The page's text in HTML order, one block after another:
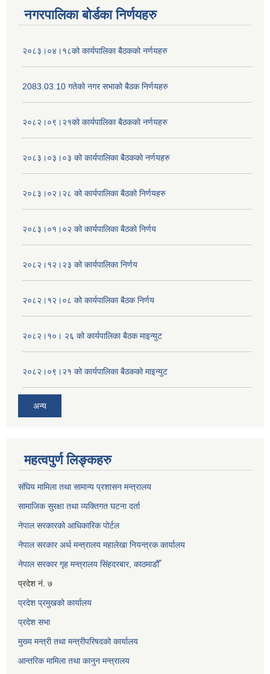
नगरपालिका बोर्डका निर्णयहरु
२०८३।०४।१८को कार्यपालिका बैठकको नर्णयहरु
2083.03.10 गतेको नगर सभाको बैठक निर्णयहरु
२०८२।०९।२१को कार्यपालिका बैठकको नर्णयहरु
२०८३।०३।०३ को कार्यपालिका बैठकको नर्णयहरु
२०८३।०२।२८ को कार्यपालिका बैठको निर्णयहरु
२०८३।०१।०२ को कार्यपालिका बैठको निर्णय
२०८२।१२।२३ को कार्यपालिका निर्णय
२०८२।१२।०८ को कार्यपालिका बैठक निर्णय
२०८२।१०। २६ को कार्यपालिका बैठक माइन्युट
२०८२।०९।२१ को कार्यपालिका बैठकको माइन्युट
अन्य
महत्वपुर्ण लिङ्कहरु
संघिय मामिला तथा सामान्य प्रशासन मन्त्रालय
सामाजिक सुरक्षा तथा व्यक्तिगत घटना दर्ता
नेपाल सरकारको आधिकारिक पोर्टल
नेपाल सरकार अर्थ मन्त्रालय महालेखा नियन्त्रक कार्यालय
नेपाल सरकार गृह मन्त्रालय सिंहदरबार, काठमाडौँ
प्रदेश नं. ७
प्रदेश प्रमुखको कार्यालय
प्रदेश सभा
मुख्य मन्त्री तथा मन्त्रीपरिषदको कार्यालय
आन्तरिक मामिला तथा कानुन मन्त्रालय